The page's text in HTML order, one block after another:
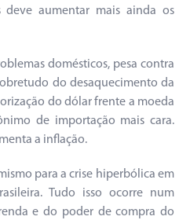
aumentar mais ainda os
domésticos, pesa contra
do desaquecimento da
do dólar frente a moeda
de importação mais cara.
a inflação.
para a crise hiperbólica em
Tudo isso ocorre num
e do poder de compra do